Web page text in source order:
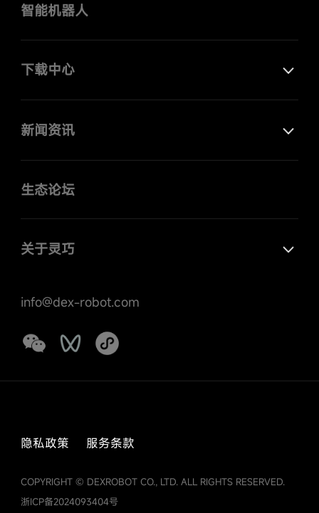
智能机器人
下载中心
新闻资讯
生态论坛
关于灵巧
info@dex-robot.com
隐私政策 服务条款
COPYRIGHT © DEXROBOT CO., LTD. ALL RIGHTS RESERVED.
浙ICP备2024093404号